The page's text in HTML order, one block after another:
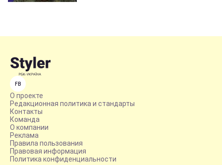
FB
О проекте
Редакционная политика и стандарты
Контакты
Команда
О компании
Реклама
Правила пользования
Правовая информация
Политика конфиденциальности